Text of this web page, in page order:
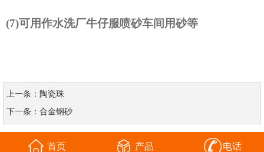
(7)可用作水洗厂牛仔服喷砂车间用砂等
上一条： 陶瓷珠
下一条： 合金钢砂
首页 产品 电话